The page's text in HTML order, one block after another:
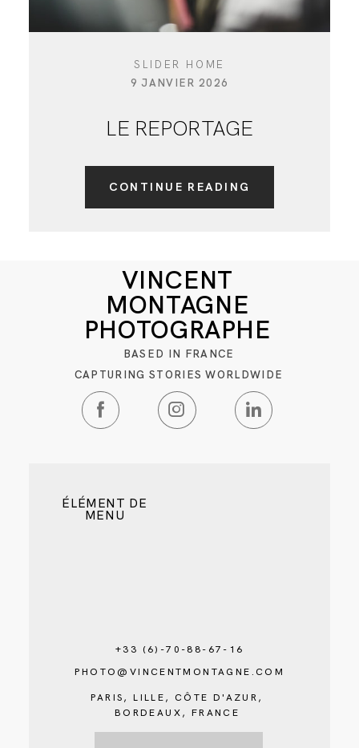
SLIDER HOME
9 JANVIER 2026
LE REPORTAGE
CONTINUE READING
VINCENT
MONTAGNE
PHOTOGRAPHE
+33 (6)-70-88-67-16
ÉLÉMENT DE
MENU
PHOTO@VINCENTMONTAGNE.COM
PARIS, LILLE, CÔTE D'AZUR,
BORDEAUX, FRANCE
BASED IN FRANCE
CAPTURING STORIES WORLDWIDE